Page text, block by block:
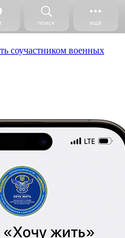
соучастником военных